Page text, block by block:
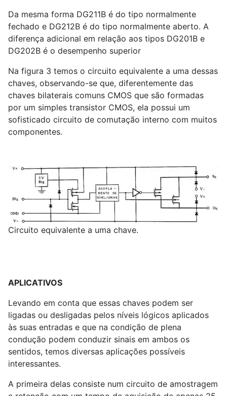
Da mesma forma DG211B é do tipo normalmente
fechado e DG212B é do tipo normalmente aberto. A
diferença adicional em relação aos tipos DG201B e
DG202B é o desempenho superior
Na figura 3 temos o circuito equivalente a uma dessas
chaves, observando-se que, diferentemente das
chaves bilaterais comuns CMOS que são formadas
por um simples transistor CMOS, ela possui um
sofisticado circuito de comutação interno com muitos
componentes.
Circuito equivalente a uma chave.
APLICATIVOS
Levando em conta que essas chaves podem ser
ligadas ou desligadas pelos níveis lógicos aplicados
às suas entradas e que na condição de plena
condução podem conduzir sinais em ambos os
sentidos, temos diversas aplicações possíveis
interessantes.
A primeira delas consiste num circuito de amostragem